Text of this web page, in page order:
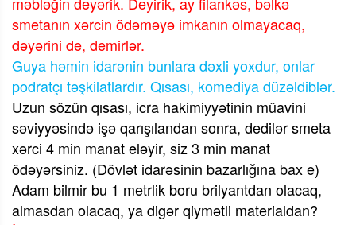
smetanın xərcin ödəməyə imkanın olmayacaq,
dəyərini de, demirlər.
Guya həmin idarənin bunlara dəxli yoxdur, onlar
podratçı təşkilatlardır. Qısası, komediya düzəldiblər.
Uzun sözün qısası, icra hakimiyyətinin müavini
səviyyəsində işə qarışılandan sonra, dedilər smeta
xərci 4 min manat eləyir, siz 3 min manat
ödəyərsiniz. (Dövlət idarəsinin bazarlığına bax e)
Adam bilmir bu 1 metrlik boru brilyantdan olacaq,
almasdan olacaq, ya digər qiymətli materialdan?